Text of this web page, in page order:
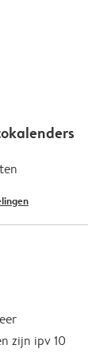
zijn ipv 10